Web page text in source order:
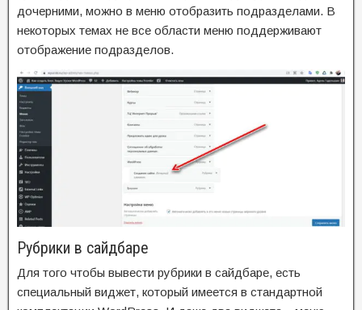
дочерними, можно в меню отобразить подразделами. В
некоторых темах не все области меню поддерживают
отображение подразделов.
Рубрики в сайдбаре
Для того чтобы вывести рубрики в сайдбаре, есть
специальный виджет, который имеется в стандартной